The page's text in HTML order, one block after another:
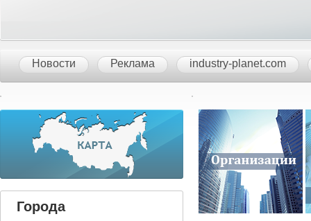
Новости Реклама industry-planet.com
Города